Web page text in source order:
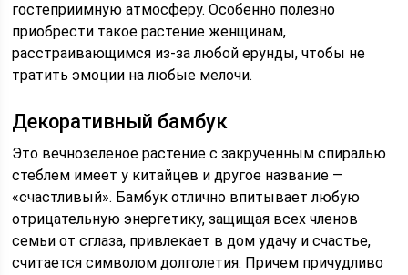
гостеприимную атмосферу. Особенно полезно
приобрести такое растение женщинам,
расстраивающимся из-за любой ерунды, чтобы не
тратить эмоции на любые мелочи.
Декоративный бамбук
Это вечнозеленое растение с закрученным спиралью
стеблем имеет у китайцев и другое название —
«счастливый». Бамбук отлично впитывает любую
отрицательную энергетику, защищая всех членов
семьи от сглаза, привлекает в дом удачу и счастье,
считается символом долголетия. Причем причудливо